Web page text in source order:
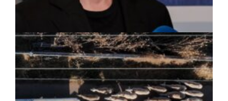
ΡΕΠΟΡΤΑΖ | 07/08/2026 · 17:27
Ο Δούκας για έργα, καθαριότητα και τη
μάχη των επόμενων εκλογών: «Η καλύτερη
μου να κατέβει ο Μπακογιάννης»